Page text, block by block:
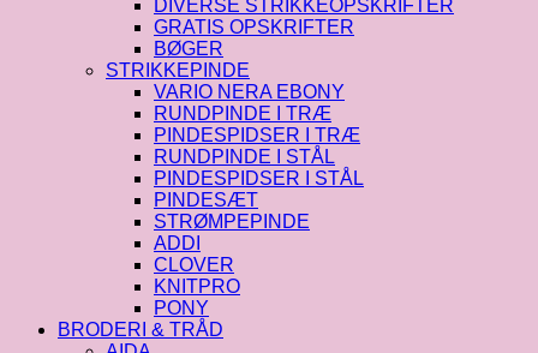
DIVERSE STRIKKEOPSKRIFTER
GRATIS OPSKRIFTER
BØGER
STRIKKEPINDE
VARIO NERA EBONY
RUNDPINDE I TRÆ
PINDESPIDSER I TRÆ
RUNDPINDE I STÅL
PINDESPIDSER I STÅL
PINDESÆT
STRØMPEPINDE
ADDI
CLOVER
KNITPRO
PONY
BRODERI & TRÅD